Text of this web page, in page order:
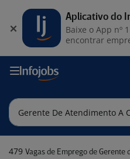
479 Vagas de Emprego de Gerente de
Aplicativo do
Baixe o App nº
encontrar